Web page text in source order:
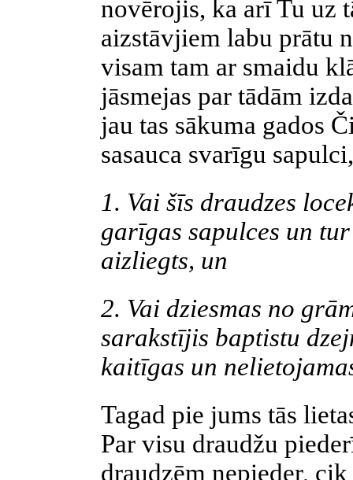
novērojis, ka arī Tu uz
aizstāvjiem labu prātu
visam tam ar smaidu
jāsmejas par tādām
jau tas sākuma gados
sasauca svarīgu
1. Vai šīs draudzes
garīgas sapulces un
aizliegts, un
2. Vai dziesmas no
sarakstījis baptistu
kaitīgas un
Tagad pie jums tās
Par visu draudžu
draudzēm nepieder,